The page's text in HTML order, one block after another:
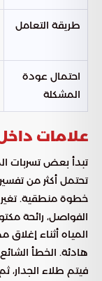
طريقة التعامل
احتمال عودة
المشكلة
علامات
تبدأ بعض تسربات
تحتمل أكثر من
خطوة منطقية. تغير
الفواصل، رائحة
المياه أثناء
هادئة. الخطأ
فيتم طلاء الجدار،